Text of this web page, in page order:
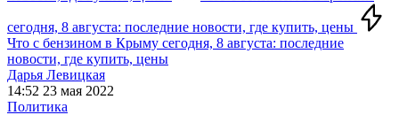
сегодня, 8 августа: последние новости, где купить, цены
Что с бензином в Крыму сегодня, 8 августа: последние
новости, где купить, цены
Дарья Левицкая
14:52 23 мая 2022
Политика